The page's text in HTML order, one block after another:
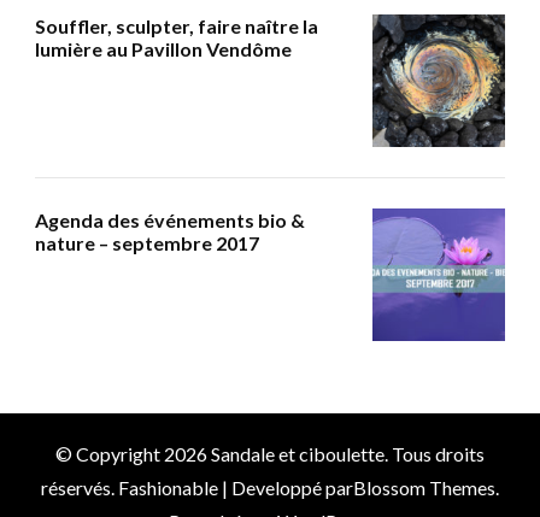
Souffler, sculpter, faire naître la
lumière au Pavillon Vendôme
Agenda des événements bio &
nature – septembre 2017
© Copyright 2026Sandale et ciboulette . Tous droits
réservés. Fashionable | Developpé parBlossom Themes